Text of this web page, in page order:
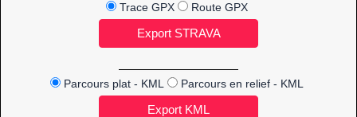
Trace GPX Route GPX
Parcours plat - KML Parcours en relief - KML